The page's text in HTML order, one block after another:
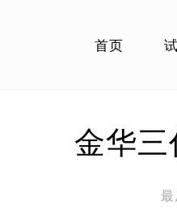
首页
金华三
最